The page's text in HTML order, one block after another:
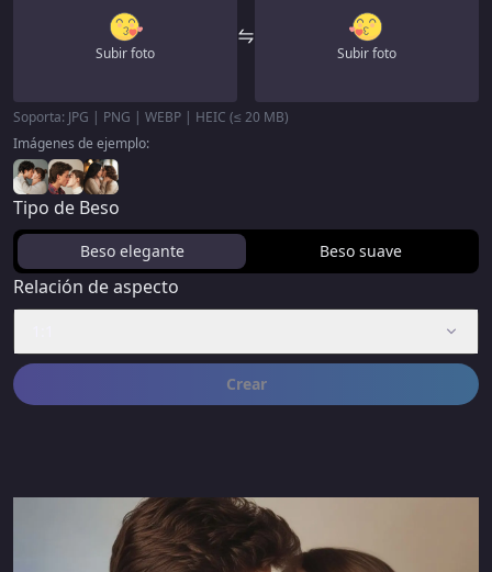
Subir foto Subir foto
Soporta: JPG | PNG | WEBP | HEIC (≤ 20 MB)
Imágenes de ejemplo:
Tipo de Beso
Beso elegante Beso suave
Relación de aspecto
Crear